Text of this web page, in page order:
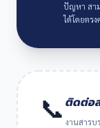
ปัญหา สา
ได้โดยตรง
📞 ติดต่อ
งานสาร